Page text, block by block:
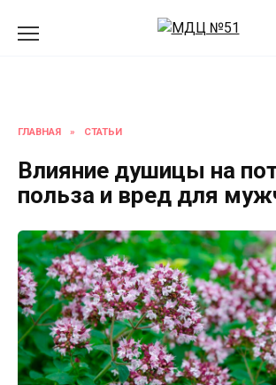
ГЛАВНАЯ » СТАТЬИ
Влияние душицы на
польза и вред для